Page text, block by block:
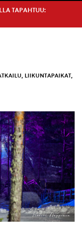
TAPAHTUU:
, LIIKUNTAPAIKAT,